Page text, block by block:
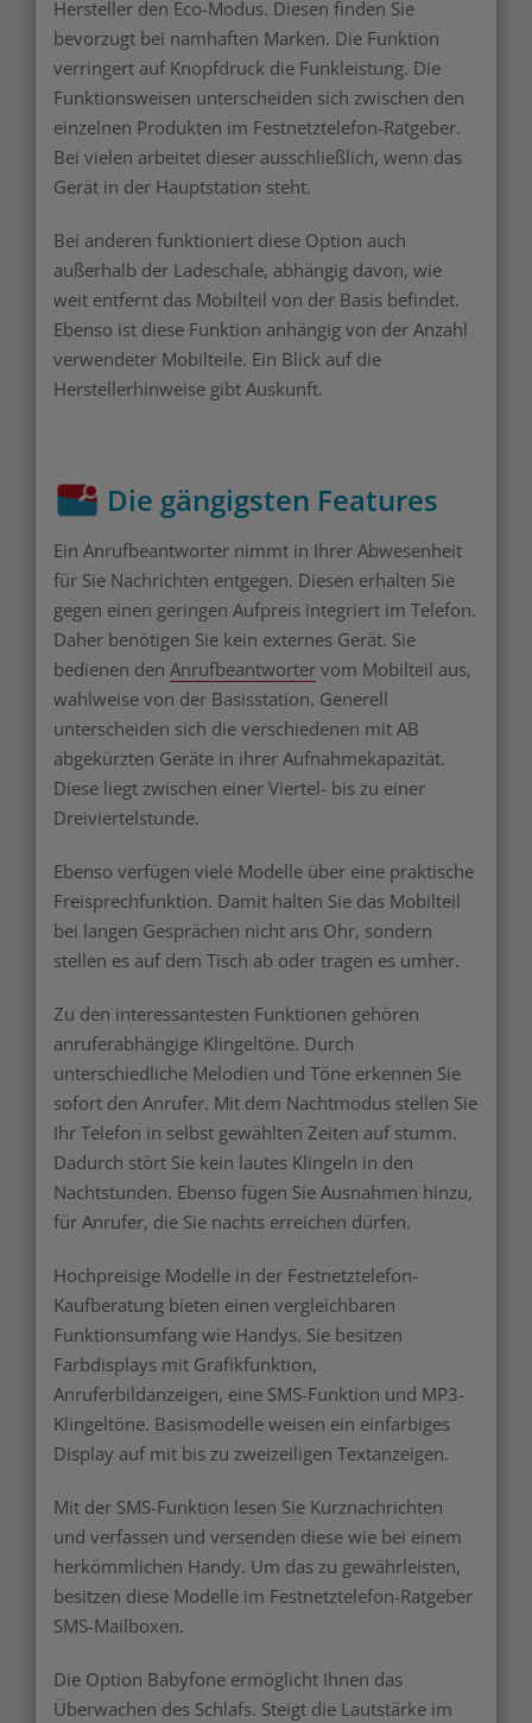
Hersteller den Eco-Modus. Diesen finden Sie
bevorzugt bei namhaften Marken. Die Funktion
verringert auf Knopfdruck die Funkleistung. Die
Funktionsweisen unterscheiden sich zwischen den
einzelnen Produkten im Festnetztelefon-Ratgeber.
Bei vielen arbeitet dieser ausschließlich, wenn das
Gerät in der Hauptstation steht.
Bei anderen funktioniert diese Option auch
außerhalb der Ladeschale, abhängig davon, wie
weit entfernt das Mobilteil von der Basis befindet.
Ebenso ist diese Funktion anhängig von der Anzahl
verwendeter Mobilteile. Ein Blick auf die
Herstellerhinweise gibt Auskunft.
Die gängigsten Features
Ein Anrufbeantworter nimmt in Ihrer Abwesenheit
für Sie Nachrichten entgegen. Diesen erhalten Sie
gegen einen geringen Aufpreis integriert im Telefon.
Daher benötigen Sie kein externes Gerät. Sie
bedienen den Anrufbeantworter vom Mobilteil aus,
wahlweise von der Basisstation. Generell
unterscheiden sich die verschiedenen mit AB
abgekürzten Geräte in ihrer Aufnahmekapazität.
Diese liegt zwischen einer Viertel- bis zu einer
Dreiviertelstunde.
Ebenso verfügen viele Modelle über eine praktische
Freisprechfunktion. Damit halten Sie das Mobilteil
bei langen Gesprächen nicht ans Ohr, sondern
stellen es auf dem Tisch ab oder tragen es umher.
Zu den interessantesten Funktionen gehören
anruferabhängige Klingeltöne. Durch
unterschiedliche Melodien und Töne erkennen Sie
sofort den Anrufer. Mit dem Nachtmodus stellen Sie
Ihr Telefon in selbst gewählten Zeiten auf stumm.
Dadurch stört Sie kein lautes Klingeln in den
Nachtstunden. Ebenso fügen Sie Ausnahmen hinzu,
für Anrufer, die Sie nachts erreichen dürfen.
Hochpreisige Modelle in der Festnetztelefon-
Kaufberatung bieten einen vergleichbaren
Funktionsumfang wie Handys. Sie besitzen
Farbdisplays mit Grafikfunktion,
Anruferbildanzeigen, eine SMS-Funktion und MP3-
Klingeltöne. Basismodelle weisen ein einfarbiges
Display auf mit bis zu zweizeiligen Textanzeigen.
Mit der SMS-Funktion lesen Sie Kurznachrichten
und verfassen und versenden diese wie bei einem
herkömmlichen Handy. Um das zu gewährleisten,
besitzen diese Modelle im Festnetztelefon-Ratgeber
SMS-Mailboxen.
Die Option Babyfone ermöglicht Ihnen das
Überwachen des Schlafs. Steigt die Lautstärke im